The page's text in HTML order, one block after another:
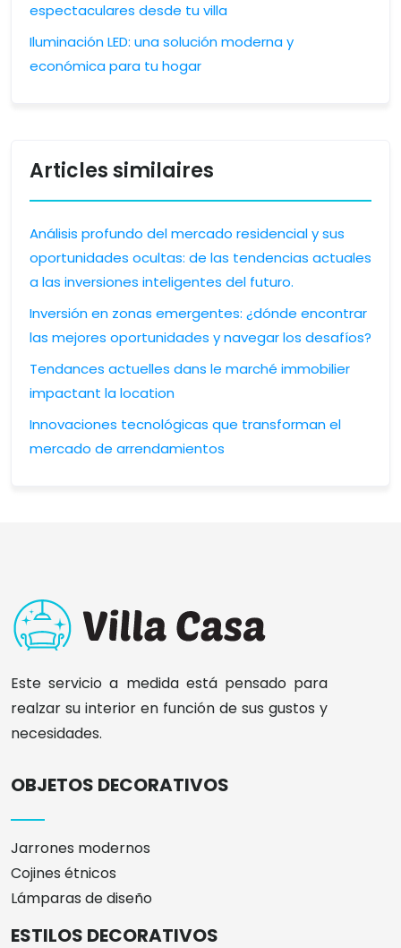
espectaculares desde tu villa
Iluminación LED: una solución moderna y
económica para tu hogar
Articles similaires
Análisis profundo del mercado residencial y sus
oportunidades ocultas: de las tendencias actuales
a las inversiones inteligentes del futuro.
Inversión en zonas emergentes: ¿dónde encontrar
las mejores oportunidades y navegar los desafíos?
Tendances actuelles dans le marché immobilier
impactant la location
Innovaciones tecnológicas que transforman el
mercado de arrendamientos
Este servicio a medida está pensado para
realzar su interior en función de sus gustos y
necesidades.
OBJETOS DECORATIVOS
Jarrones modernos
Cojines étnicos
Lámparas de diseño
ESTILOS DECORATIVOS